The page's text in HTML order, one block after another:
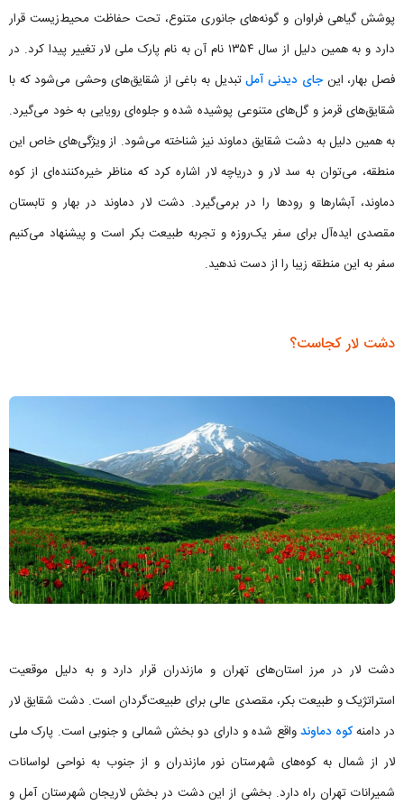
پوشش گیاهی فراوان و گونه‌های جانوری متنوع، تحت حفاظت محیط‌زیست قرار
دارد و به همین دلیل از سال ۱۳۵۴ نام آن به نام پارک ملی لار تغییر پیدا کرد. در
فصل بهار، اینجای دیدنی آملتبدیل به باغی از شقایق‌های وحشی می‌شود که با
شقایق‌های قرمز و گل‌های متنوعی پوشیده شده و جلوه‌ای رویایی به خود می‌گیرد.
به همین دلیل به دشت شقایق دماوند نیز شناخته می‌شود. از ویژگی‌های خاص این
منطقه، می‌توان به سد لار و دریاچه لار اشاره کرد که مناظر خیره‌کننده‌ای از کوه
دماوند، آبشارها و رودها را در برمی‌گیرد. دشت لار دماوند در بهار و تابستان
مقصدی ایده‌آل برای سفر یک‌روزه و تجربه طبیعت بکر است و پیشنهاد می‌کنیم
سفر به این منطقه زیبا را از دست ندهید.
دشت لار کجاست؟
دشت لار در مرز استان‌های تهران و مازندران قرار دارد و به دلیل موقعیت
استراتژیک و طبیعت بکر، مقصدی عالی برای طبیعت‌گردان است. دشت شقایق لار
در دامنهکوه دماوندواقع شده و دارای دو بخش شمالی و جنوبی است. پارک ملی
لار از شمال به کوه‌های شهرستان نور مازندران و از جنوب به نواحی لواسانات
شمیرانات تهران راه دارد. بخشی از این دشت در بخش لاریجان شهرستان آمل و